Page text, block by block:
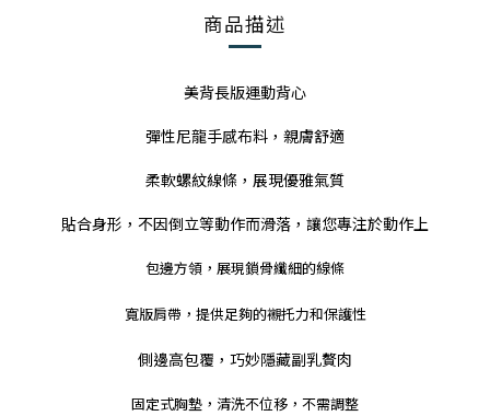
商品描述
美背長版運動背心
彈性尼龍手感布料，親膚舒適
柔軟螺紋線條，展現優雅氣質
貼合身形，不因倒立等動作而滑落，讓您專注於動作上
包邊方領，展現鎖骨纖細的線條
寬版肩帶，提供足夠的襯托力和保護性
側邊高包覆，巧妙隱藏副乳贅肉
固定式胸墊， 清洗不位移，不需調整